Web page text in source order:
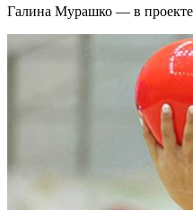
Галина Мурашко — в